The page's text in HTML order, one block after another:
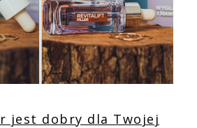
jest dobry dla Twojej